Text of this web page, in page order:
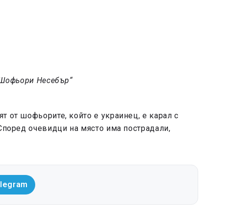
Несебър“
от шофьорите, който е украинец, е карал с
очевидци на място има пострадали,